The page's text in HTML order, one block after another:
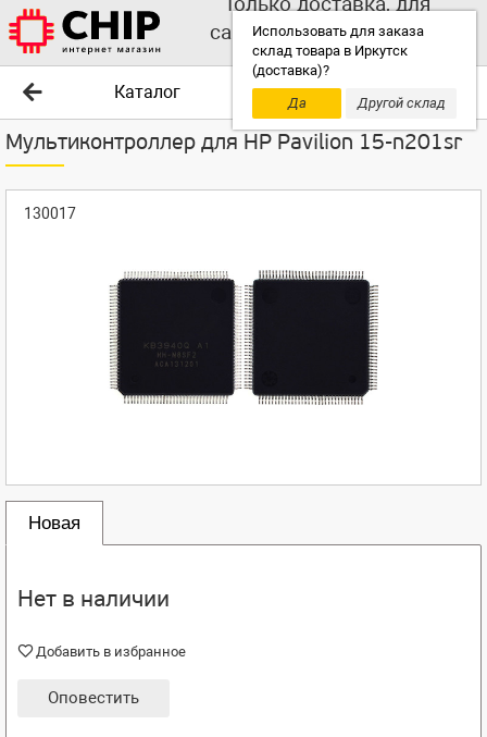
Использовать для заказа
склад товара в Иркутск
(доставка)?
Да
Другой склад
самовывоза выбирайте
другой склад!
Каталог
Мультиконтроллер для HP Pavilion 15-n201sr
130017
Новая
Нет в наличии
Добавить в избранное
Оповестить